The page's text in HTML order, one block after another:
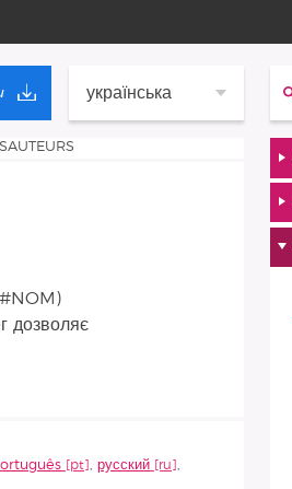
українська
дозволяє
, русский
,